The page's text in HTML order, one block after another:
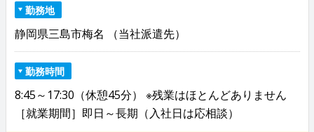
勤務地
静岡県三島市梅名 （当社派遣先）
勤務時間
8:45～17:30（休憩45分） ※残業はほとんどありません
［就業期間］即日～長期（入社日は応相談）